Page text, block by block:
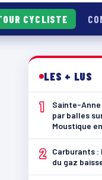
CYCLISTE
LES + LUS
1
Sainte-Anne
par balles
Moustique
2
Carburants :
du gaz